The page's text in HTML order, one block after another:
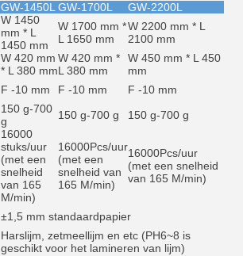
GW-1450L GW-1700L
GW-2200L
W 1450
mm * L
1450 mm
W 1700 mm *
L 1650 mm
W 2200 mm * L
2100 mm
W 420 mm
* L 380 mm
W 420 mm *
L 380 mm
W 450 mm * L 450
mm
F -10 mm F -10 mm
F -10 mm
150 g-700
g
150 g-700 g 150 g-700 g
16000
stuks/uur
(met een
snelheid
van 165
M/min)
16000Pcs/uur
(met een
snelheid van
165 M/min)
16000Pcs/uur
(met een snelheid
van 165 M/min)
±1,5 mm standaardpapier
Harslijm, zetmeellijm en etc (PH6~8 is
geschikt voor het lamineren van lijm)